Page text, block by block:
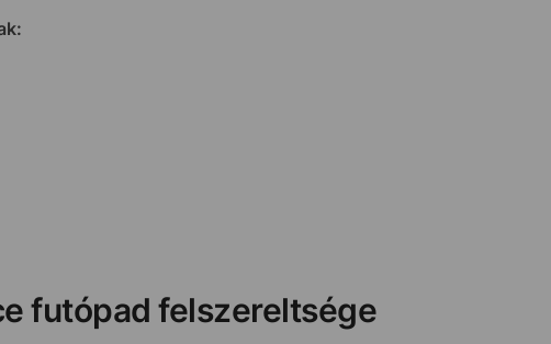
futópad felszereltsége